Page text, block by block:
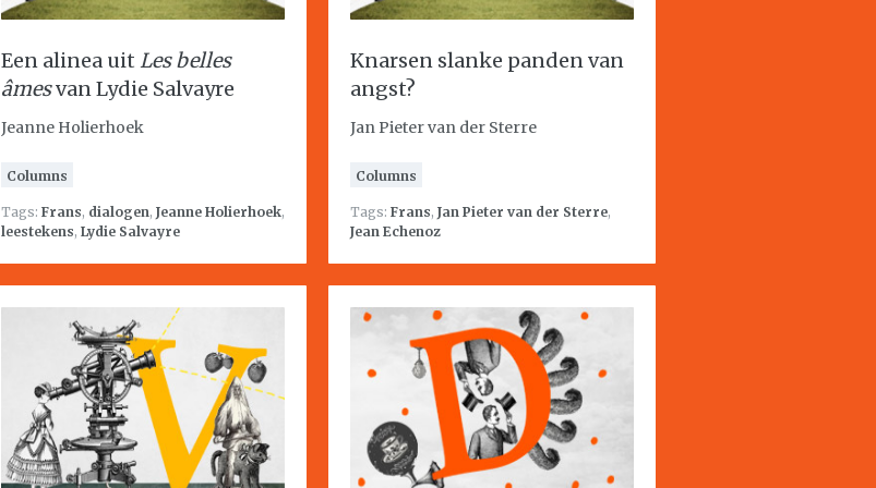
Een alinea uit Les belles
âmesvan Lydie Salvayre
Jeanne Holierhoek
Columns
Tags: Frans, dialogen, Jeanne Holierhoek,
leestekens, Lydie Salvayre
Knarsen slanke panden van
angst?
Jan Pieter van der Sterre
Columns
Tags: Frans, Jan Pieter van der Sterre,
Jean Echenoz